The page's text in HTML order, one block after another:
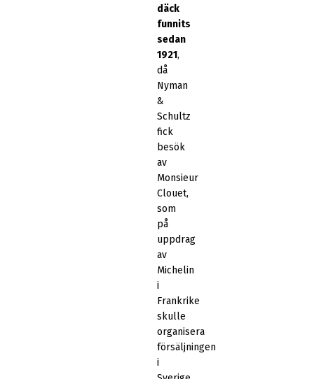
däck
funnits
sedan
1921,
då
Nyman
&
Schultz
fick
besök
av
Monsieur
Clouet,
som
på
uppdrag
av
Michelin
i
Frankrike
skulle
organisera
försäljningen
i